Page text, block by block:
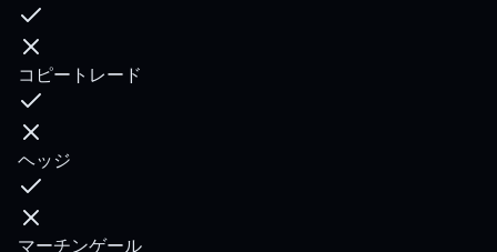
コピートレード
ヘッジ
マーチンゲール